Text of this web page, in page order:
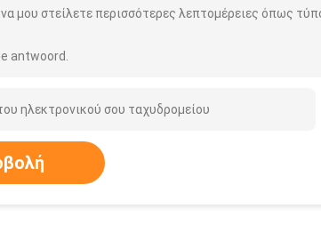
μου στείλετε περισσότερες λεπτομέρειες όπως
antwoord.